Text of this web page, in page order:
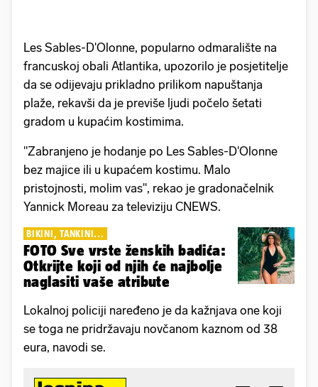
Les Sables-D'Olonne, popularno odmaralište na
francuskoj obali Atlantika, upozorilo je posjetitelje
da se odijevaju prikladno prilikom napuštanja
plaže, rekavši da je previše ljudi počelo šetati
gradom u kupaćim kostimima.
"Zabranjeno je hodanje po Les Sables-D'Olonne
bez majice ili u kupaćem kostimu. Malo
pristojnosti, molim vas", rekao je gradonačelnik
Yannick Moreau za televiziju CNEWS.
BIKINI, TANKINI...
FOTO Sve vrste ženskih badića:
Otkrijte koji od njih će najbolje
naglasiti vaše atribute
Lokalnoj policiji naređeno je da kažnjava one koji
se toga ne pridržavaju novčanom kaznom od 38
eura, navodi se.